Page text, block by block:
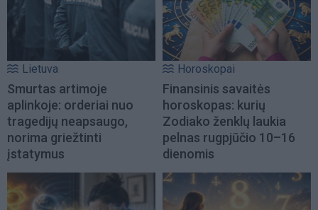
Lietuva
Smurtas artimoje
aplinkoje: orderiai nuo
tragedijų neapsaugo,
norima griežtinti
įstatymus
Horoskopai
Finansinis savaitės
horoskopas: kurių
Zodiako ženklų laukia
pelnas rugpjūčio 10–16
dienomis